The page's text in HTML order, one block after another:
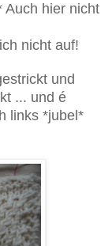
Auch hier nicht
nicht auf!
und
... und é
links *jubel*